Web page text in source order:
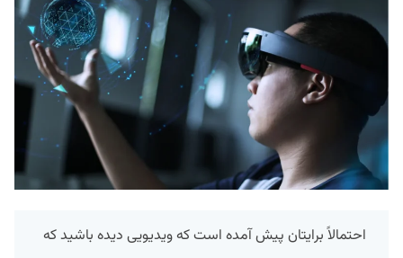
احتمالاً برایتان پیش آمده است که ویدیویی دیده‌ باشید که